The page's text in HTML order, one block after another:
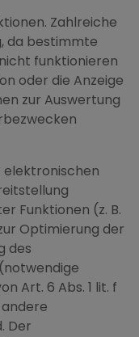
Zahlreiche
da bestimmte
funktionieren
oder die Anzeige
zur Auswertung
elektronischen
Funktionen (z. B.
Optimierung der
des
Art. 6 Abs. 1 lit. f
Der